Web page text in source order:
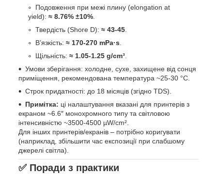
Подовження при межі плину (elongation at
yield): ≈ 8.76% ±10%.
Твердість (Shore D): ≈ 43-45.
В’язкість: ≈ 170-270 mPa·s.
Щільність: ≈ 1.05-1.25 g/cm³.
Умови зберігання: холодне, сухе, захищене від сонця
приміщення, рекомендована температура ~25-30 °C.
Строк придатності: до 18 місяців (згідно TDS).
Примітка: ці налаштування вказані для принтерів з
екраном ~6.6″ монохромного типу та світловою
інтенсивністю ~3500-4500 µW/cm².
Для інших принтерів/екранів – потрібно коригувати
(наприклад, збільшити час експозиції при слабшому
джерелі світла).
✅ Поради з практики